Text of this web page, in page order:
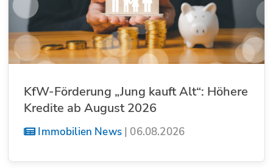
KfW-Förderung „Jung kauft Alt“: Höhere
Kredite ab August 2026
Immobilien News| 06.08.2026